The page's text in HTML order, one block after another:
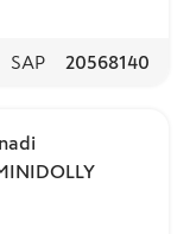
SAP 20568140